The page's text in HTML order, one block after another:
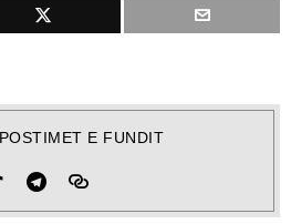
POSTIMET E FUNDIT